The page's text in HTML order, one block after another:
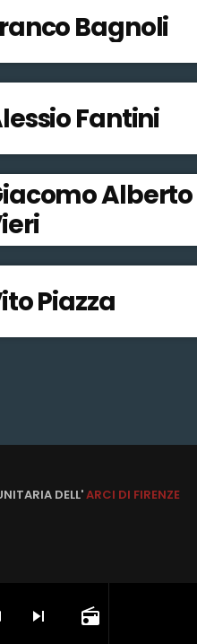
skip_next radio
Bagnoli
Fantini
Alberto
Piazza
DELL'ARCI DI FIRENZE